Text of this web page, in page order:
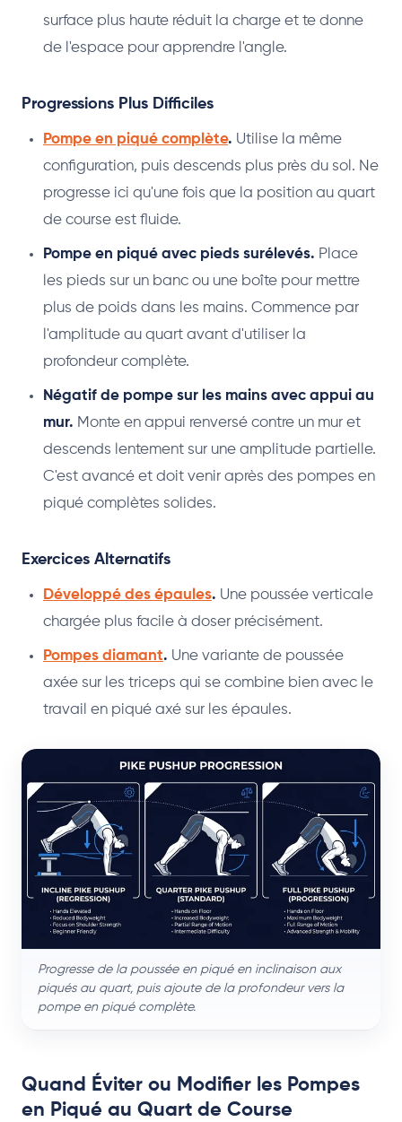
surface plus haute réduit la charge et te donne
de l'espace pour apprendre l'angle.
Progressions Plus Difficiles
Pompe en piqué complète. Utilise la même
configuration, puis descends plus près du sol. Ne
progresse ici qu'une fois que la position au quart
de course est fluide.
Pompe en piqué avec pieds surélevés. Place
les pieds sur un banc ou une boîte pour mettre
plus de poids dans les mains. Commence par
l'amplitude au quart avant d'utiliser la
profondeur complète.
Négatif de pompe sur les mains avec appui au
mur. Monte en appui renversé contre un mur et
descends lentement sur une amplitude partielle.
C'est avancé et doit venir après des pompes en
piqué complètes solides.
Exercices Alternatifs
Développé des épaules. Une poussée verticale
chargée plus facile à doser précisément.
Pompes diamant. Une variante de poussée
axée sur les triceps qui se combine bien avec le
travail en piqué axé sur les épaules.
Progresse de la poussée en piqué en inclinaison aux
piqués au quart, puis ajoute de la profondeur vers la
pompe en piqué complète.
Quand Éviter ou Modifier les Pompes
en Piqué au Quart de Course